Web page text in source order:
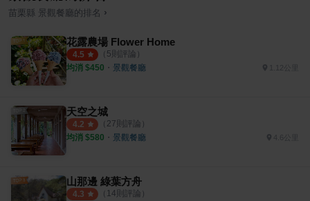
苗栗縣 景觀餐廳的排名 ›
花露農場 Flower Home
4.5 （ 5則評論）
均消 $450 ・ 景觀餐廳 1.12公里
天空之城
4.2 （ 27則評論）
均消 $580 ・ 景觀餐廳 4.6公里
山那邊 綠葉方舟
4.3 （ 14則評論）